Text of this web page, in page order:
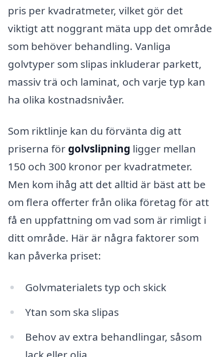
pris per kvadratmeter, vilket gör det
viktigt att noggrant mäta upp det område
som behöver behandling. Vanliga
golvtyper som slipas inkluderar parkett,
massiv trä och laminat, och varje typ kan
ha olika kostnadsnivåer.
Som riktlinje kan du förvänta dig att
priserna för golvslipning ligger mellan
150 och 300 kronor per kvadratmeter.
Men kom ihåg att det alltid är bäst att be
om flera offerter från olika företag för att
få en uppfattning om vad som är rimligt i
ditt område. Här är några faktorer som
kan påverka priset:
Golvmaterialets typ och skick
Ytan som ska slipas
Behov av extra behandlingar, såsom